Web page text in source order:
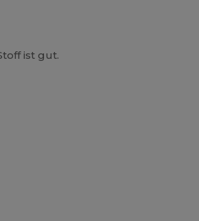
ist gut.